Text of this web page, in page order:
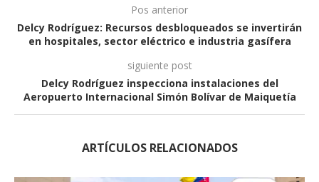
Pos anterior
Delcy Rodríguez: Recursos desbloqueados se invertirán
en hospitales, sector eléctrico e industria gasífera
siguiente post
Delcy Rodríguez inspecciona instalaciones del
Aeropuerto Internacional Simón Bolívar de Maiquetía
ARTÍCULOS RELACIONADOS